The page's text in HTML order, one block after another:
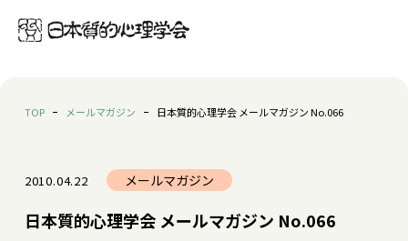
TOP メールマガジン 日本質的心理学会 メールマガジン No.066
2010.04.22 メールマガジン
日本質的心理学会 メールマガジン No.066